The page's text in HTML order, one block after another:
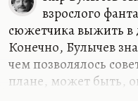
взрослого
сюжетчика выжить в
Конечно, Булычев
чем позволялось
плане, может быть,